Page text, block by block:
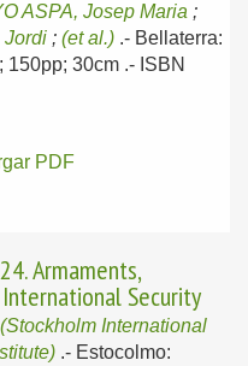
ASPA, Josep Maria ;
Jordi ; (et al.) .- Bellaterra:
150pp; 30cm .- ISBN
PDF
Armaments,
Security
International
.- Estocolmo: